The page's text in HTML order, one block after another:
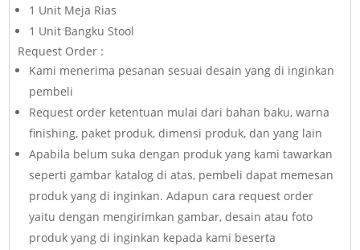
1 Unit Meja Rias
1 Unit Bangku Stool
Request Order :
Kami menerima pesanan sesuai desain yang di inginkan
pembeli
Request order ketentuan mulai dari bahan baku, warna
finishing, paket produk, dimensi produk, dan yang lain
Apabila belum suka dengan produk yang kami tawarkan
seperti gambar katalog di atas, pembeli dapat memesan
produk yang di inginkan. Adapun cara request order
yaitu dengan mengirimkan gambar, desain atau foto
produk yang di inginkan kepada kami beserta